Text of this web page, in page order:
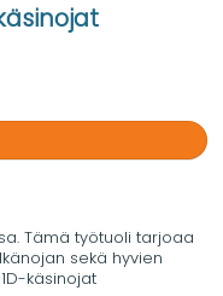
Tämä työtuoli tarjoaa
sekä hyvien
käsinojat